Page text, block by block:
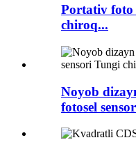
Portativ
chiroq...
Noyob
fotosel